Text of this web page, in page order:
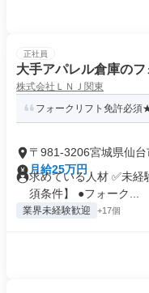
正社員
大手アパレル倉庫の
株式会社ＬＮＪ関東
フォークリフト免許必
〒981-3206宮城県仙台
月給25万円
求めている人材 ✅未
須条件】 ●フォーク...
業界未経験歓迎 +17個